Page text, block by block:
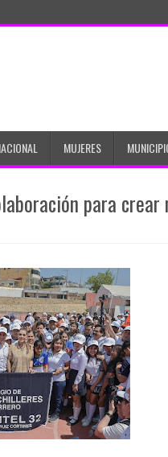
MUJERES
para crear